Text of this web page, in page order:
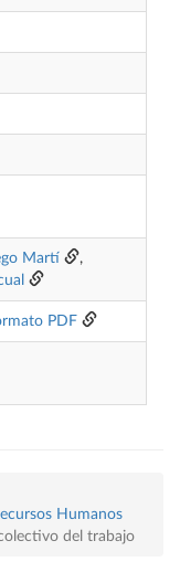
Martí
,
PDF
Humanos
del trabajo